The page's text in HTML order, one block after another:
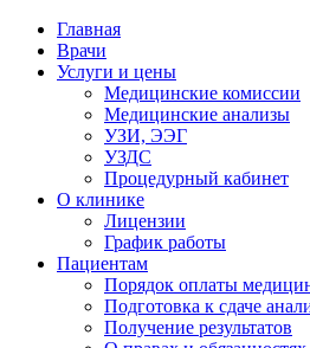
Главная
Врачи
Услуги и цены
Медицинские комиссии
Медицинские анализы
УЗИ, ЭЭГ
УЗДС
Процедурный кабинет
О клинике
Лицензии
График работы
Пациентам
Порядок оплаты
Подготовка к сдаче
Получение результатов